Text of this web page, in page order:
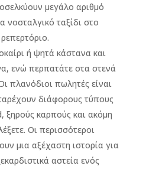
μεγάλο αριθμό
νοσταλγικό ταξίδι στο
ή ψητά κάστανα και
ενώ περπατάτε στα στενά
πλανόδιοι πωλητές είναι
διάφορους τύπους
καρπούς και ακόμη
Οι περισσότεροι
μια αξέχαστη ιστορία για
αστεία ενός